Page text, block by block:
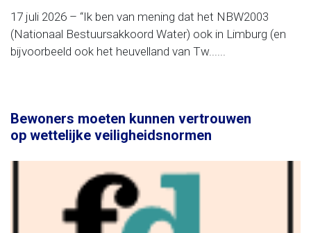
17 juli 2026 – “Ik ben van mening dat het NBW2003
(Nationaal Bestuursakkoord Water) ook in Limburg (en
bijvoorbeeld ook het heuvelland van Tw......
Bewoners moeten kunnen vertrouwen
op wettelijke veiligheidsnormen